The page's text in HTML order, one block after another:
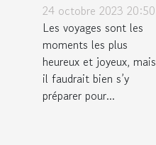
pour un
voyage à
Dubaï ?
24 octobre 2023 20:50
Les voyages sont les
moments les plus
heureux et joyeux, mais
il faudrait bien s’y
préparer pour...